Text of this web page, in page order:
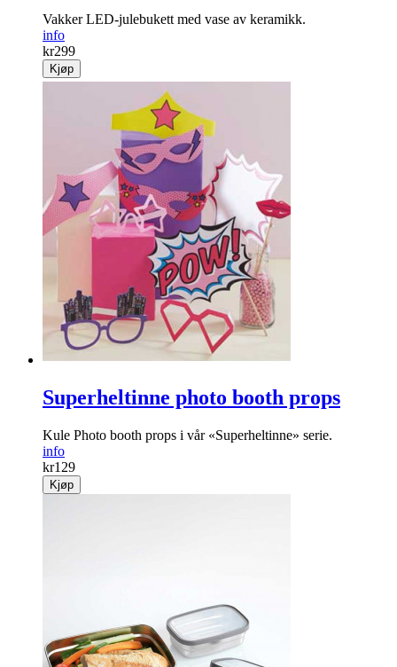
Vakker LED-jule­bukett med vase av keramikk.
info
kr299
Kjøp
Superheltinne photo booth props
Kule Photo booth props i vår «Superheltinne» serie.
info
kr129
Kjøp